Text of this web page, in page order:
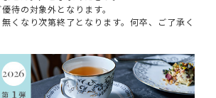
待の対象外となります。
くなり次第終了となります。何卒、ご了承く